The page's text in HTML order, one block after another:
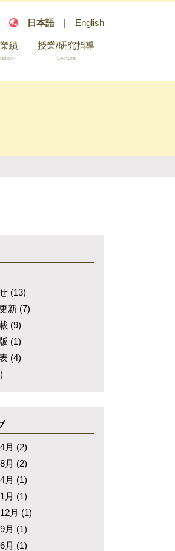
日本語 | English
績 授業/研究指導
Lecture
(13)
新 (7)
(9)
(1)
(4)
月 (2)
月 (2)
月 (1)
月 (1)
月 (1)
月 (1)
月 (1)